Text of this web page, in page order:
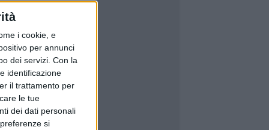
i cookie, e
per annunci
dei servizi. Con la
identificazione
il trattamento per
le tue
dei dati personali
si